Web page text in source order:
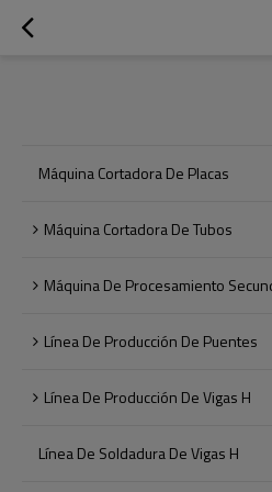
Máquina Cortadora De Placas
Máquina Cortadora De Tubos
Máquina De Procesamiento
Línea De Producción De Puentes
Línea De Producción De Vigas H
Línea De Soldadura De Vigas H